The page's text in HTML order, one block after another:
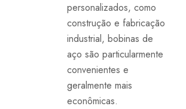
personalizados, como
construção e fabricação
industrial, bobinas de
aço são particularmente
convenientes e
geralmente mais
econômicas.